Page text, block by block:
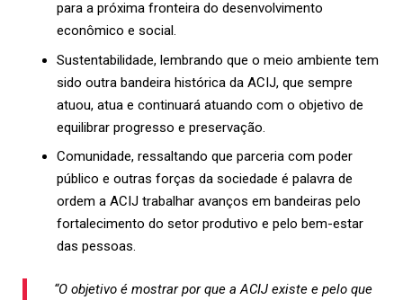
para a próxima fronteira do desenvolvimento
econômico e social.
Sustentabilidade, lembrando que o meio ambiente tem
sido outra bandeira histórica da ACIJ, que sempre
atuou, atua e continuará atuando com o objetivo de
equilibrar progresso e preservação.
Comunidade, ressaltando que parceria com poder
público e outras forças da sociedade é palavra de
ordem a ACIJ trabalhar avanços em bandeiras pelo
fortalecimento do setor produtivo e pelo bem-estar
das pessoas.
“O objetivo é mostrar por que a ACIJ existe e pelo que